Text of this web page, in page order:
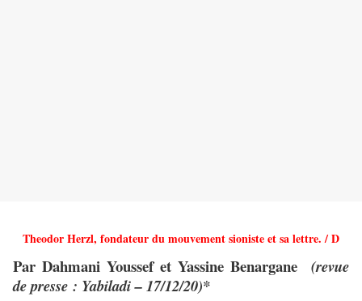
Theodor Herzl, fondateur du mouvement sioniste et sa lettre. / D
Par Dahmani Youssef et Yassine Benargane (revue
de presse : Yabiladi – 17/12/20)*